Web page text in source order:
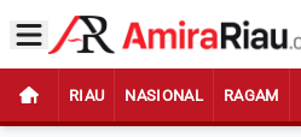
RIAU NASIONAL RAGAM